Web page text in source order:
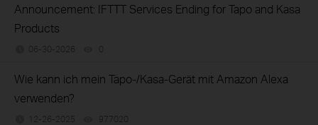
Announcement: IFTTT Services Ending for Tapo and Kasa
Products
06-30-2026 0
Wie kann ich mein Tapo-/Kasa-Gerät mit Amazon Alexa
verwenden?
12-26-2025 977020